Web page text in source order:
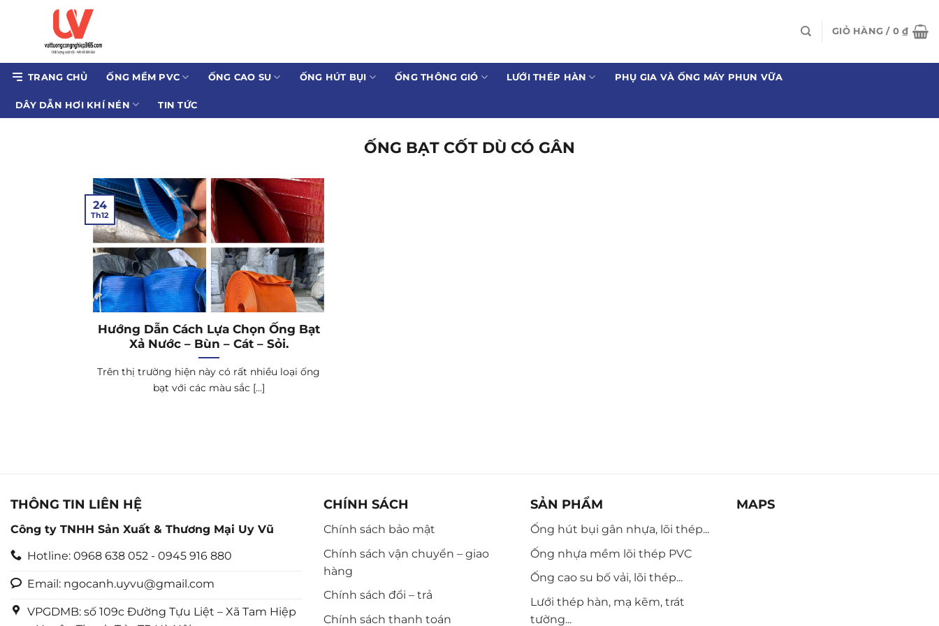
dung
GIỎ HÀNG / 0₫
TRANG CHỦ ỐNG MỀM PVC ỐNG CAO SU ỐNG HÚT BỤI ỐNG THÔNG GIÓ LƯỚI THÉP HÀN PHỤ GIA VÀ ỐNG MÁY PHUN VỮA
DÂY DẪN HƠI KHÍ NÉN TIN TỨC
ỐNG BẠT CỐT DÙ CÓ GÂN
Hướng Dẫn Cách Lựa Chọn Ống Bạt
Xả Nước – Bùn – Cát – Sỏi.
Trên thị trường hiện này có rất nhiều loại ống
bạt với các màu sắc [...]
24
Th12
THÔNG TIN LIÊN HỆ
Công ty TNHH Sản Xuất & Thương Mại Uy Vũ
Hotline: 0968 638 052 - 0945 916 880
Email: ngocanh.uyvu@gmail.com
VPGDMB: số 109c Đường Tựu Liệt – Xã Tam Hiệp
CHÍNH SÁCH
Chính sách bảo mật
Chính sách vận chuyển – giao
hàng
Chính sách đổi – trả
Chính sách thanh toán
SẢN PHẨM
Ống hút bụi gân nhựa, lõi thép...
Ống nhựa mềm lõi thép PVC
Ống cao su bố vải, lõi thép...
Lưới thép hàn, mạ kẽm, trát
tường...
MAPS